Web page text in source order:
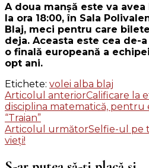
A doua manșă este va
la ora 18:00, în Sala
Blaj, meci pentru care
deja. Aceasta este cea de-
o finală europeană a
opt ani.
Etichete: volei alba blaj
Navigare
în
articole
Articolul anteriorCalificare la
disciplina matematică, pentru
“Traian”
Articolul următorSelfie-ul pe
vieți!